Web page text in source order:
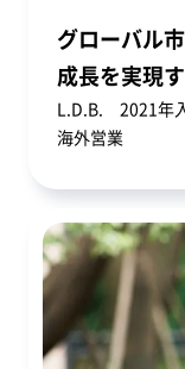
グローバル
成長を実現
L.D.B. 2021年
海外営業